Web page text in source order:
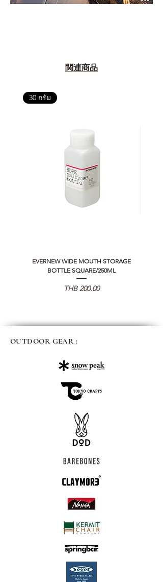
関連商品
30 กรัม
EVERNEW WIDE MOUTH STORAGE
BOTTLE SQUARE/250ML
価格
THB 200.00
OUTDOOR GEAR :